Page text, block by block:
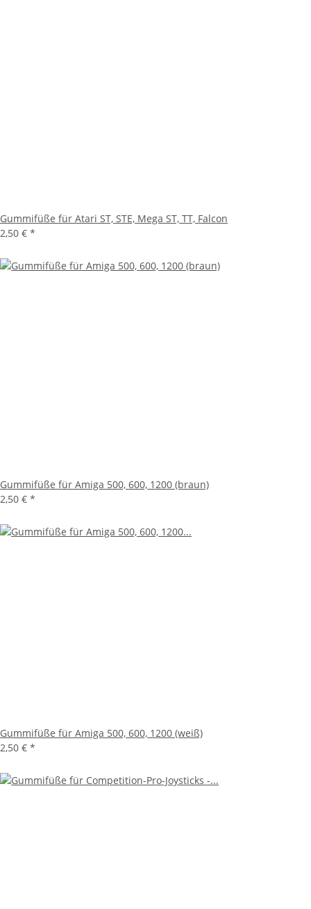
Gummifüße für Atari ST, STE, Mega ST, TT, Falcon
2,50 € *
Gummifüße für Amiga 500, 600, 1200 (braun)
2,50 € *
Gummifüße für Amiga 500, 600, 1200 (weiß)
2,50 € *